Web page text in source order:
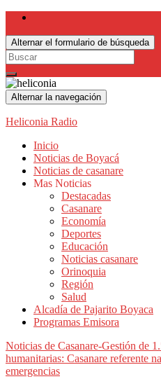
Alternar el formulario de búsqueda
Search
for:
Alternar la navegación
Heliconia Radio
Inicio
Noticias de Boyacá
Noticias de casanare
Mas Noticias
Destacadas
Casanare
Economía
Deportes
Educación
Noticias casanare
Orinoquia
Región
Salud
Alcadía de Pajarito Boyaca
Programas Emisora
Noticias de Casanare-Gestión de
humanitarias: Casanare referente
emergencias